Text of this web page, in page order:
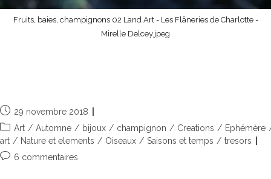
Fruits, baies, champignons 02 Land Art - Les Flâneries de Charlotte -
Mirelle Delcey.jpeg
29 novembre 2018
Art / Automne / bijoux / champignon / Creations / Ephémère
art / Nature et elements / Oiseaux / Saisons et temps / tresors
6 commentaires